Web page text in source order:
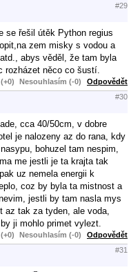
#29
se řešil útěk Python regius
zem misky s vodou a
abys věděl, že tam byla
něco co šustí.
Nesouhlasím (-0) Odpovědět
#30
cca 40/50cm, v dobre
je nalozeny az do rana, kdy
bohuzel tam nespim,
me jestli je ta krajta tak
uz nemela energii k
coz by byla ta mistnost a
jestli by tam nasla mys
az tak za tyden, ale voda,
ji mohlo primet vylezt.
Nesouhlasím (-0) Odpovědět
#31